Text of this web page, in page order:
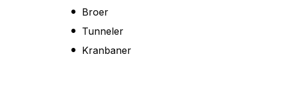
Broer
Tunneler
Kranbaner